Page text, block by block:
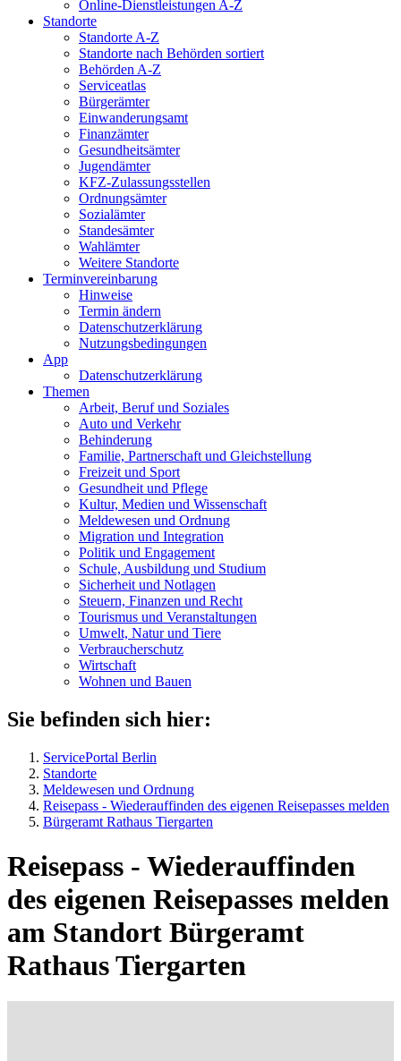
Online-Dienstleistungen A-Z
Standorte
Standorte A-Z
Standorte nach Behörden sortiert
Behörden A-Z
Serviceatlas
Bürgerämter
Einwanderungs­amt
Finanzämter
Gesundheits­ämter
Jugendämter
KFZ-Zulassungs­stellen
Ordnungsämter
Sozialämter
Standesämter
Wahlämter
Weitere Standorte
Termin­vereinbarung
Hinweise
Termin ändern
Datenschutz­erklärung
Nutzungs­bedingungen
App
Daten­schutz­erklärung
Themen
Arbeit, Beruf und Soziales
Auto und Verkehr
Behinderung
Familie, Partnerschaft und Gleichstellung
Freizeit und Sport
Gesundheit und Pflege
Kultur, Medien und Wissenschaft
Meldewesen und Ordnung
Migration und Integration
Politik und Engagement
Schule, Ausbildung und Studium
Sicherheit und Notlagen
Steuern, Finanzen und Recht
Tourismus und Veranstaltungen
Umwelt, Natur und Tiere
Verbraucher­schutz
Wirtschaft
Wohnen und Bauen
Sie befinden sich hier:
ServicePortal Berlin
Standorte
Meldewesen und Ordnung
Reisepass - Wiederauffinden des eigenen Reisepasses melden
Bürgeramt Rathaus Tiergarten
Reisepass - Wiederauffinden
des eigenen Reisepasses melden
am Standort Bürgeramt
Rathaus Tiergarten